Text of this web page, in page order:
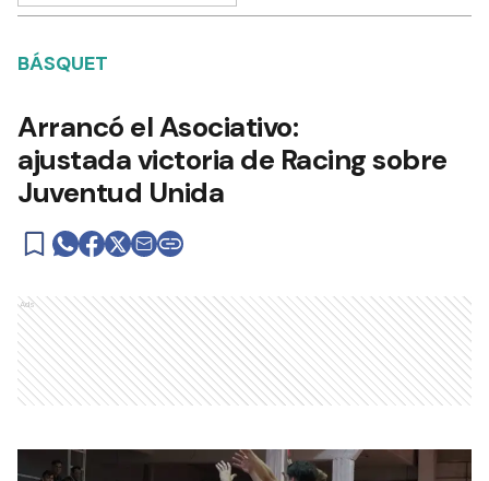
BÁSQUET
Arrancó el Asociativo:
ajustada victoria de Racing sobre
Juventud Unida
Ads